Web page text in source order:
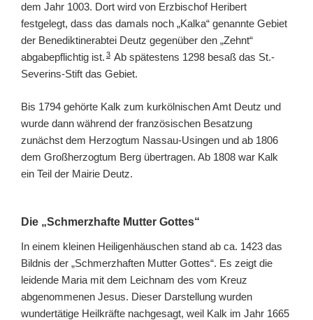
dem Jahr 1003. Dort wird von Erzbischof Heribert
festgelegt, dass das damals noch „Kalka“ genannte Gebiet
der Benediktinerabtei Deutz gegenüber den „Zehnt“
abgabepflichtig ist. 3 Ab spätestens 1298 besaß das St.-
Severins-Stift das Gebiet.
Bis 1794 gehörte Kalk zum kurkölnischen Amt Deutz und
wurde dann während der französischen Besatzung
zunächst dem Herzogtum Nassau-Usingen und ab 1806
dem Großherzogtum Berg übertragen. Ab 1808 war Kalk
ein Teil der Mairie Deutz.
Die „Schmerzhafte Mutter Gottes“
In einem kleinen Heiligenhäuschen stand ab ca. 1423 das
Bildnis der „Schmerzhaften Mutter Gottes“. Es zeigt die
leidende Maria mit dem Leichnam des vom Kreuz
abgenommenen Jesus. Dieser Darstellung wurden
wundertätige Heilkräfte nachgesagt, weil Kalk im Jahr 1665